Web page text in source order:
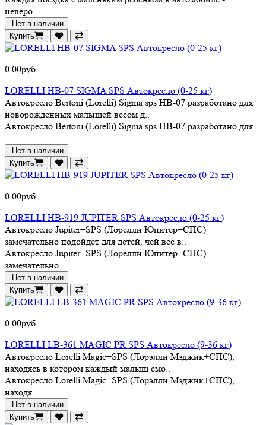
неверо...
Нет в наличии
Купить
0.00руб.
LORELLI HB-07 SIGMA SPS Автокресло (0-25 кг)
Автокресло Bertoni (Lorelli) Sigma sps HB-07 разработано для
новорожденных малышей весом д..
Автокресло Bertoni (Lorelli) Sigma sps HB-07 разработано для
...
Нет в наличии
Купить
0.00руб.
LORELLI HB-919 JUPITER SPS Автокресло (0-25 кг)
Автокресло Jupiter+SPS (Лорелли Юпитер+СПС)
замечательно подойдет для детей, чей вес в..
Автокресло Jupiter+SPS (Лорелли Юпитер+СПС)
замечательно ...
Нет в наличии
Купить
0.00руб.
LORELLI LB-361 MAGIC PR SPS Автокресло (9-36 кг)
Автокресло Lorelli Magic+SPS (Лорэлли Мэджик+СПС),
находясь в котором каждый малыш смо..
Автокресло Lorelli Magic+SPS (Лорэлли Мэджик+СПС),
находя...
Нет в наличии
Купить